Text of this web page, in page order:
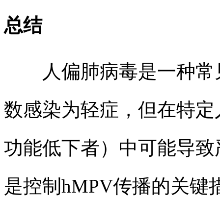
总结
人偏肺病毒是一种常
数感染为轻症，但在特
功能低下者）中可能导
是控制hMPV传播的关键